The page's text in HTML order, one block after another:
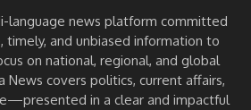
language news platform committed
timely, and unbiased information to
on national, regional, and global
News covers politics, current affairs,
in a clear and impactful